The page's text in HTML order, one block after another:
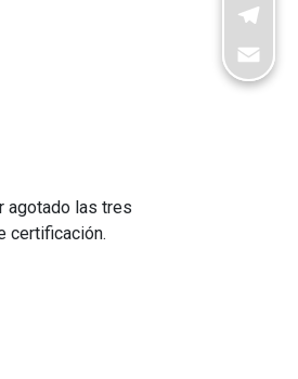
agotado las tres
certificación.
Email